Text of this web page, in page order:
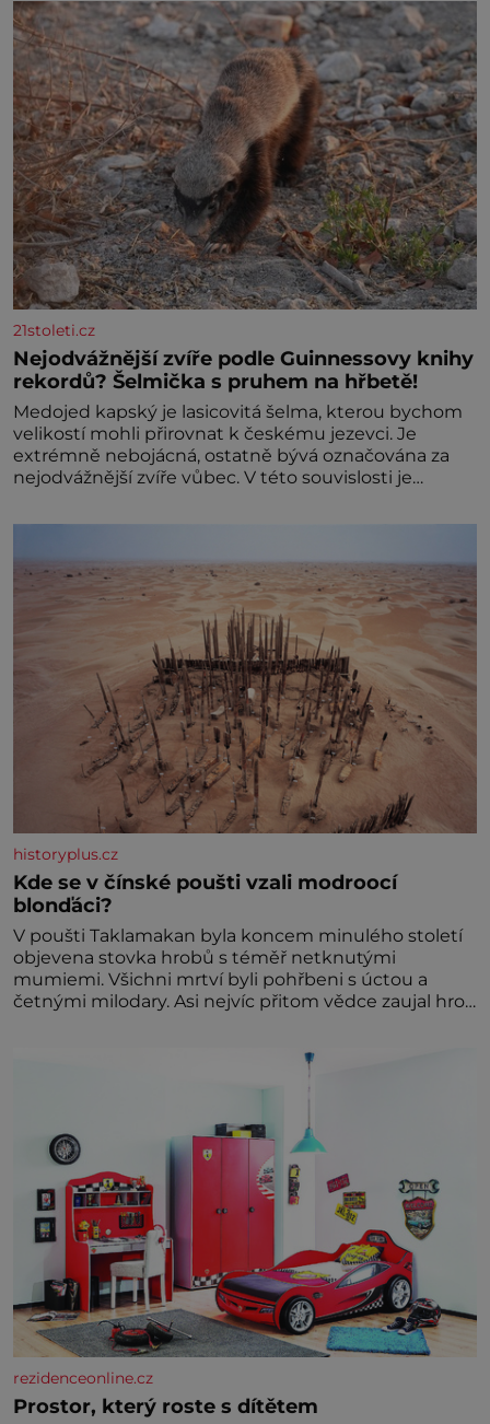
21stoleti.cz
Nejodvážnější zvíře podle Guinnessovy knihy
rekordů? Šelmička s pruhem na hřbetě!
Medojed kapský je lasicovitá šelma, kterou bychom
velikostí mohli přirovnat k českému jezevci. Je
extrémně nebojácná, ostatně bývá označována za
nejodvážnější zvíře vůbec. V této souvislosti je
historyplus.cz
Kde se v čínské poušti vzali modroocí
blonďáci?
V poušti Taklamakan byla koncem minulého století
objevena stovka hrobů s téměř netknutými
mumiemi. Všichni mrtví byli pohřbeni s úctou a
četnými milodary. Asi nejvíc přitom vědce zaujal hrob
dávných lidí nesmírně dobře zachovalá, přičítají
odborníci zdejším klimatickým podmínkám. Sucho,
rezidenceonline.cz
Prostor, který roste s dítětem